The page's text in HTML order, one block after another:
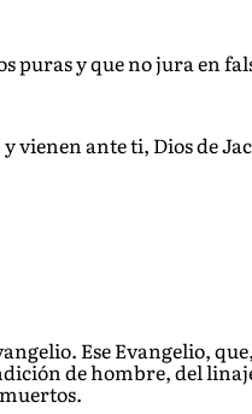
puras y que no jura en
vienen ante ti, Dios de
Ese Evangelio,
de hombre, del